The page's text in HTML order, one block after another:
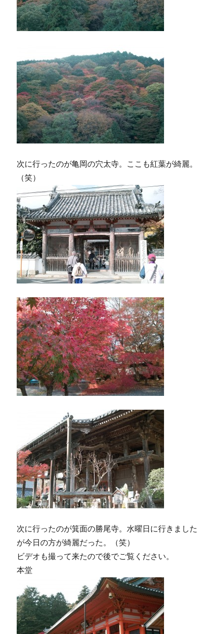
次に行ったのが亀岡の穴太寺。ここも紅葉が綺麗。
（笑）
次に行ったのが箕面の勝尾寺。水曜日に行きました
が今日の方が綺麗だった。（笑）
ビデオも撮って来たので後でご覧ください。
本堂